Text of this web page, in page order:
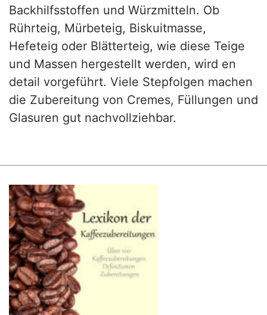
Backhilfsstoffen und Würzmitteln. Ob
Rührteig, Mürbeteig, Biskuitmasse,
Hefeteig oder Blätterteig, wie diese Teige
und Massen hergestellt werden, wird en
detail vorgeführt. Viele Stepfolgen machen
die Zubereitung von Cremes, Füllungen und
Glasuren gut nachvollziehbar.